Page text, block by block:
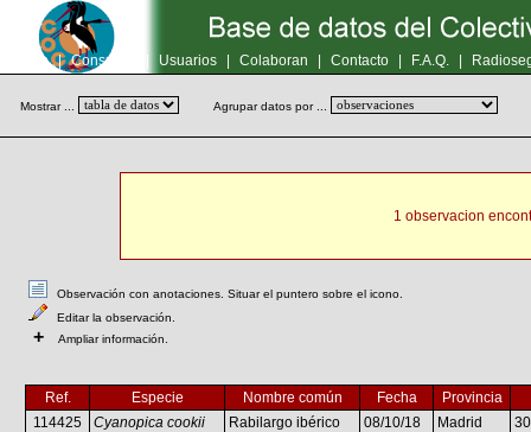
Inicio | Consultas Usuarios Colaboran Contacto F.A.Q.
Mostrar ... Agrupar datos por ...
1 observacion
Observación con anotaciones. Situar el puntero sobre el icono.
Editar la observación.
+ Ampliar información.
Ref. Especie Nombre común Fecha
Provincia
114425
Cyanopica cookii Rabilargo ibérico 08/10/18 Madrid